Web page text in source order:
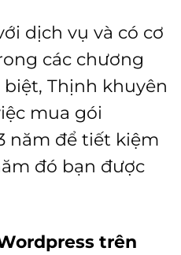
dịch vụ và có cơ
các chương
Thịnh khuyên
mua gói
năm để tiết kiệm
đó bạn được
trên